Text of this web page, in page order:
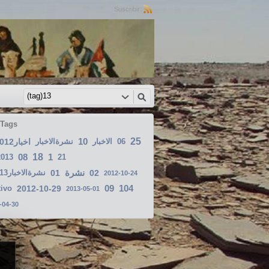
Suscribir:
اخبار2012-09-07 نشرةالاخبار 10 الاخبار 06 25
08 18 1 21
نشرةالاخبار2013-03-23 01 نشرة 02 2012-10-24
2012-10-29 2013-05-01 09 104
04-30